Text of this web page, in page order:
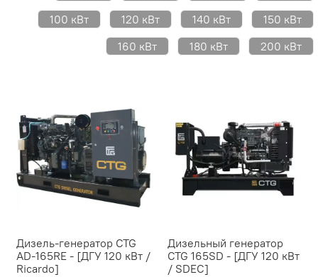
100 кВт
120 кВт 140 кВт
150 кВт
160 кВт
180 кВт 200 кВт
Дизель-генератор CTG
AD-165RE - [ДГУ 120 кВт /
Ricardo]
Дизельный генератор
CTG 165SD - [ДГУ 120 кВт
/ SDEC]